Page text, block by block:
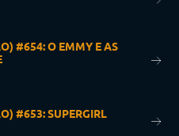
#654: O EMMY E AS
#653: SUPERGIRL